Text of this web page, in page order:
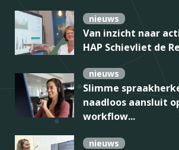
nieuws
Van inzicht naar
HAP Schievliet de
nieuws
Slimme
naadloos aansluit
workflow...
nieuws